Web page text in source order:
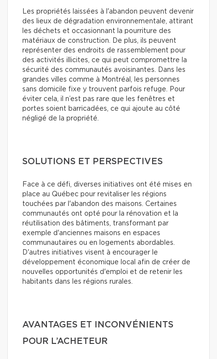
Les propriétés laissées à l'abandon peuvent devenir
des lieux de dégradation environnementale, attirant
les déchets et occasionnant la pourriture des
matériaux de construction. De plus, ils peuvent
représenter des endroits de rassemblement pour
des activités illicites, ce qui peut compromettre la
sécurité des communautés avoisinantes. Dans les
grandes villes comme à Montréal, les personnes
sans domicile fixe y trouvent parfois refuge. Pour
éviter cela, il n’est pas rare que les fenêtres et
portes soient barricadées, ce qui ajoute au côté
négligé de la propriété.
SOLUTIONS ET PERSPECTIVES
Face à ce défi, diverses initiatives ont été mises en
place au Québec pour revitaliser les régions
touchées par l'abandon des maisons. Certaines
communautés ont opté pour la rénovation et la
réutilisation des bâtiments, transformant par
exemple d'anciennes maisons en espaces
communautaires ou en logements abordables.
D'autres initiatives visent à encourager le
développement économique local afin de créer de
nouvelles opportunités d'emploi et de retenir les
habitants dans les régions rurales.
AVANTAGES ET INCONVÉNIENTS
POUR L’ACHETEUR